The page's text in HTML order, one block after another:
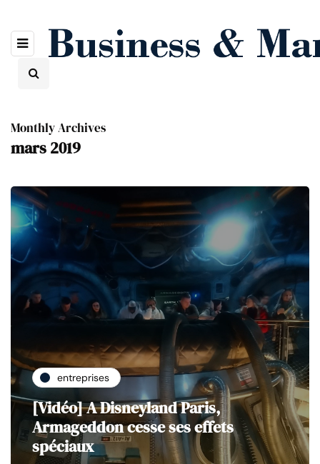
Monthly Archives
mars 2019
entreprises
[Vidéo] A Disneyland Paris,
Armageddon cesse ses effets
spéciaux